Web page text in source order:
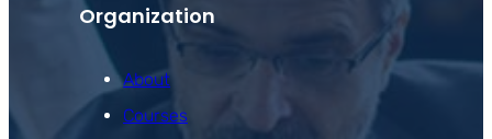
Organization
About
Courses